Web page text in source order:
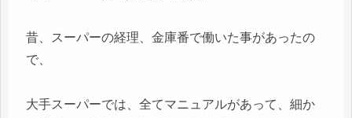
昔、スーパーの経理、金庫番で働いた事があったの
で、
大手スーパーでは、全てマニュアルがあって、細か